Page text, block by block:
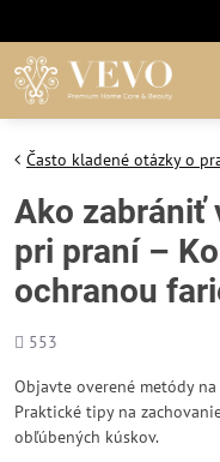
Často kladené otázky o
Ako zabrániť
pri praní –
ochranou
Počet
553
Objavte overené metódy
Praktické tipy na
obľúbených kúskov.